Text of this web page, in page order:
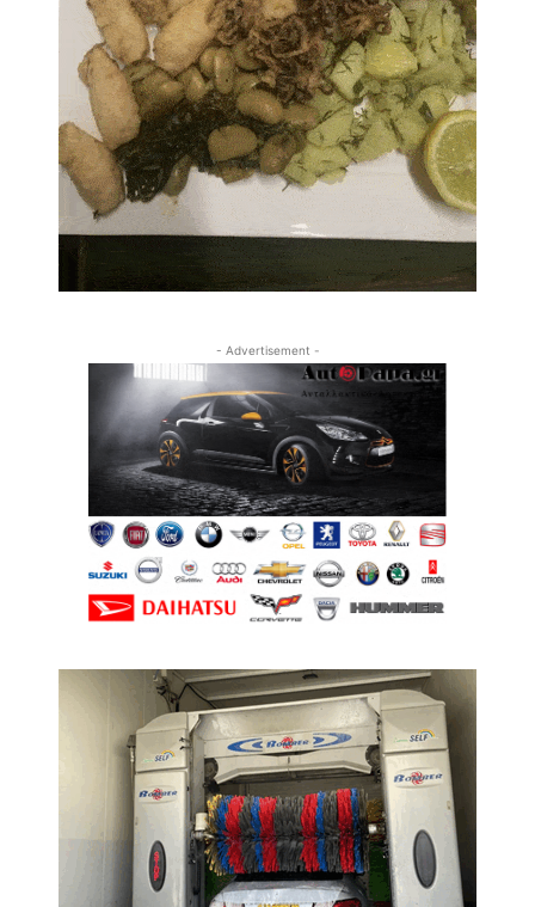
- Advertisement -